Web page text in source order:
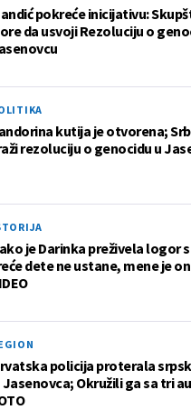
pokreće inicijativu:
da usvoji Rezoluciju o
kutija je otvorena;
rezoluciju o genocidu u
je Darinka preživela logor
dete ne ustane, mene je
policija proterala
Jasenovca; Okružili ga sa tri